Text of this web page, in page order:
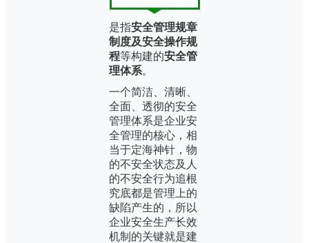
是指安全管理规章
制度及安全操作规
程等构建的安全管
理体系。
一个简洁、清晰、
全面、透彻的安全
管理体系是企业安
全管理的核心，相
当于定海神针，物
的不安全状态及人
的不安全行为追根
究底都是管理上的
缺陷产生的，所以
企业安全生产长效
机制的关键就是建